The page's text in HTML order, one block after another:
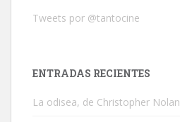
Tweets por @tantocine
ENTRADAS RECIENTES
La odisea, de Christopher Nolan